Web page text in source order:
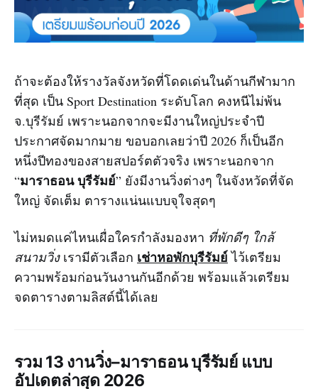
ถ้าจะต้องให้รางวัลจังหวัดที่โดดเด่นในด้านกีฬามาก
ที่สุด เป็น Sport Destination ระดับโลก คงหนีไม่พ้น
จ.บุรีรัมย์ เพราะนอกจากจะมีงานใหญ่ประจำปี
ประกาศจัดมากมาย ขอบอกเลยว่าปี 2026 ก็เป็นอีก
หนึ่งปีทองของสายสปอร์ตตัวจริง เพราะนอกจาก
“มาราธอน บุรีรัมย์” ยังมีงานวิ่งต่างๆ ในจังหวัดที่จัด
ใหญ่ จัดเต็ม ตารางแน่นแบบจุใจสุดๆ
ไม่หมดแค่ไหนเผื่อใครกำลังมองหา ที่พักดีๆ ใกล้
สนามวิ่งเรามีตัวเลือก เช่าหอพักบุรีรัมย์ไว้เตรียม
ความพร้อมก่อนวันงานกันอีกด้วย พร้อมแล้วเตรียม
จดตารางตามลิสต์นี้ได้เลย
รวม 13 งานวิ่ง–มาราธอน บุรีรัมย์ แบบ
อัปเดตล่าสุด 2026